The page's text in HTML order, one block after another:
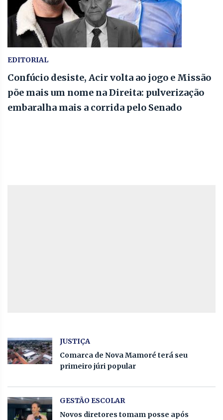
EDITORIAL
Confúcio desiste, Acir volta ao jogo e Missão
põe mais um nome na Direita: pulverização
embaralha mais a corrida pelo Senado
JUSTIÇA
Comarca de Nova Mamoré terá seu
primeiro júri popular
GESTÃO ESCOLAR
Novos diretores tomam posse após